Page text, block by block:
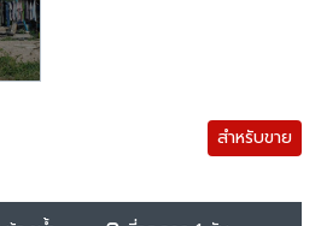
สำหรับขาย